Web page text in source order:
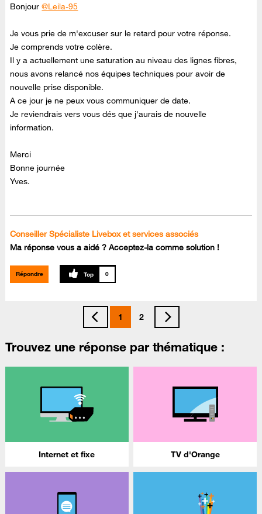
Bonjour@Leila-95
Je vous prie de m'excuser sur le retard pour votre réponse.
Je comprends votre colère.
Il y a actuellement une saturation au niveau des lignes fibres,
nous avons relancé nos équipes techniques pour avoir de
nouvelle prise disponible.
A ce jour je ne peux vous communiquer de date.
Je reviendrais vers vous dés que j'aurais de nouvelle
information.
Merci
Bonne journée
Yves.
Conseiller Spécialiste Livebox et services associés
Ma réponse vous a aidé ? Acceptez-la comme solution !
Répondre 0
1 2
Trouvez une réponse par thématique :
Internet et fixe TV d'Orange